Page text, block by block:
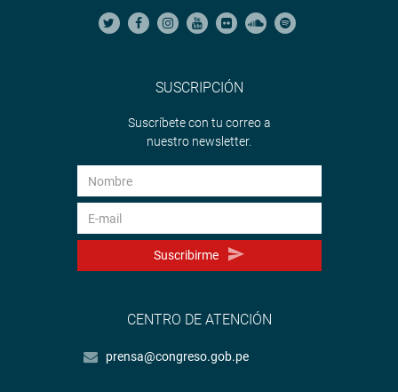
SUSCRIPCIÓN
Suscríbete con tu correo a
nuestro newsletter.
Suscribirme
CENTRO DE ATENCIÓN
prensa@congreso.gob.pe